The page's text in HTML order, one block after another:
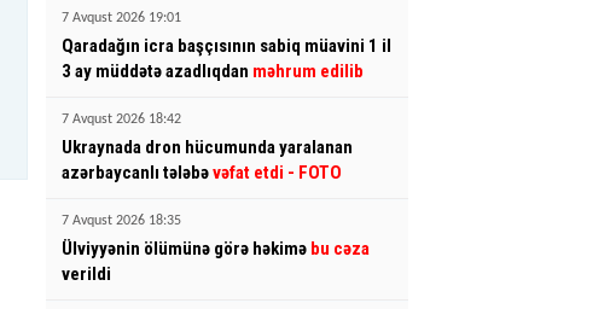
7 Avqust 2026 19:01
Qaradağın icra başçısının sabiq müavini 1 il
3 ay müddətə azadlıqdan məhrum edilib
7 Avqust 2026 18:42
Ukraynada dron hücumunda yaralanan
azərbaycanlı tələbəvəfat etdi - FOTO
7 Avqust 2026 18:35
Ülviyyənin ölümünə görə həkimə bu cəza
verildi